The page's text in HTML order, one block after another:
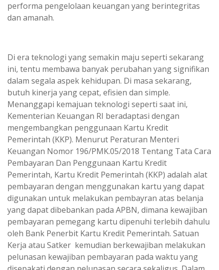
performa pengelolaan keuangan yang berintegritas
dan amanah.
Di era teknologi yang semakin maju seperti sekarang
ini, tentu membawa banyak perubahan yang signifikan
dalam segala aspek kehidupan. Di masa sekarang,
butuh kinerja yang cepat, efisien dan simple.
Menanggapi kemajuan teknologi seperti saat ini,
Kementerian Keuangan RI beradaptasi dengan
mengembangkan penggunaan Kartu Kredit
Pemerintah (KKP). Menurut Peraturan Menteri
Keuangan Nomor 196/PMK.05/2018 Tentang Tata Cara
Pembayaran Dan Penggunaan Kartu Kredit
Pemerintah, Kartu Kredit Pemerintah (KKP) adalah alat
pembayaran dengan menggunakan kartu yang dapat
digunakan untuk melakukan pembayran atas belanja
yang dapat dibebankan pada APBN, dimana kewajiban
pembayaran pemegang kartu dipenuhi terlebih dahulu
oleh Bank Penerbit Kartu Kredit Pemerintah. Satuan
Kerja atau Satker kemudian berkewajiban melakukan
pelunasan kewajiban pembayaran pada waktu yang